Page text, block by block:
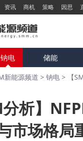
资讯 商机 策略 因思
钠电 储能
新能源频道 > 钠电 > 【
分析】
市场格局